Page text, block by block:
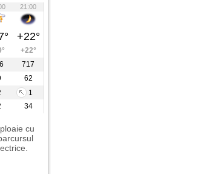
21:00
+22°
+22°
717
62
1
34
cu